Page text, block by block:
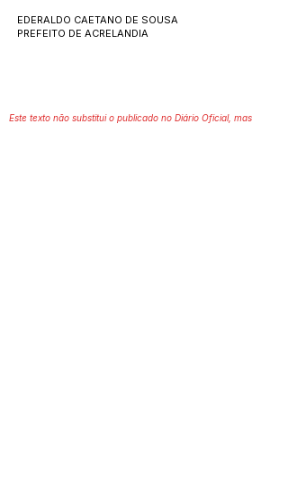
EDERALDO CAETANO DE SOUSA
PREFEITO DE ACRELANDIA
Este texto não substitui o publicado no Diário Oficial, mas